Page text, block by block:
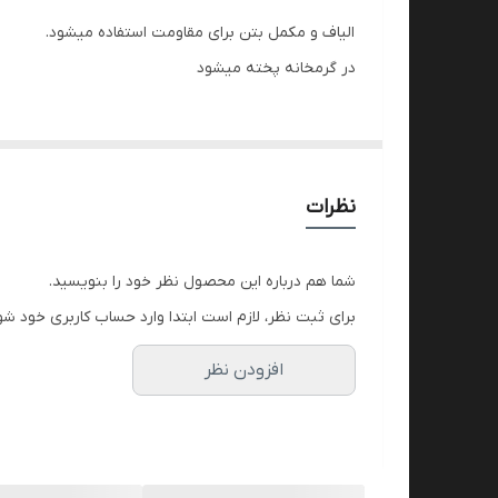
الیاف و مکمل بتن برای مقاومت استفاده میشود.
در گرمخانه پخته میشود
نظرات
شما هم درباره این محصول نظر خود را بنویسید.
برای ثبت نظر، لازم است ابتدا وارد حساب کاربری خود
افزودن نظر